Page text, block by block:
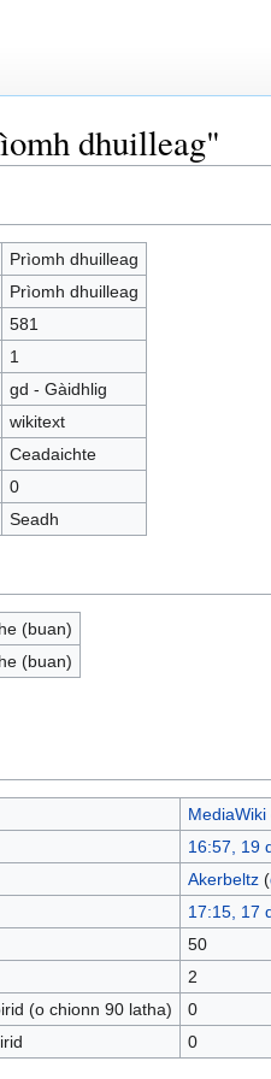
dhuilleag"
Prìomh dhuilleag
Prìomh dhuilleag
581
1
gd - Gàidhlig
wikitext
Ceadaichte
0
Seadh
(buan)
(buan)
MediaWiki
16:57, 19
Akerbeltz (
17:15, 17
50
2
(o chionn 90 latha)
0
0